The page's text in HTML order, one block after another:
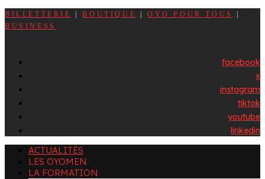
BILLETTERIE |BOUTIQUE |OYO POUR TOUS
BUSINESS
facebook
x
instagram
tiktok
youtube
linkedin
ACTUALITÉS
LES OYOMEN
LA FORMATION